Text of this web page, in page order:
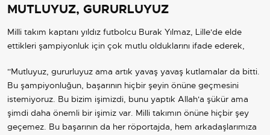
MUTLUYUZ, GURURLUYUZ
Milli takım kaptanı yıldız futbolcu Burak Yılmaz, Lille'de elde
ettikleri şampiyonluk için çok mutlu olduklarını ifade ederek,
''Mutluyuz, gururluyuz ama artık yavaş yavaş kutlamalar da bitti.
Bu şampiyonluğun, başarının hiçbir şeyin önüne geçmesini
istemiyoruz. Bu bizim işimizdi, bunu yaptık Allah'a şükür ama
şimdi daha önemli bir işimiz var. Milli takımın önüne hiçbir şey
geçemez. Bu başarının da her röportajda, hem arkadaşlarımıza